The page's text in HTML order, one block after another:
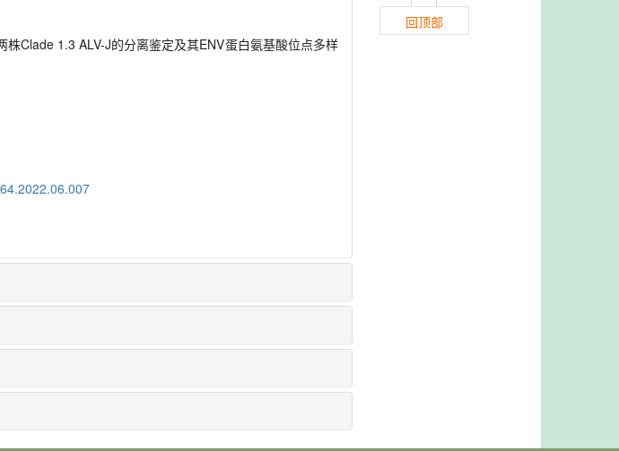
Clade 1.3 ALV-J的分离鉴定及其ENV蛋白氨基酸位点多样
回顶部